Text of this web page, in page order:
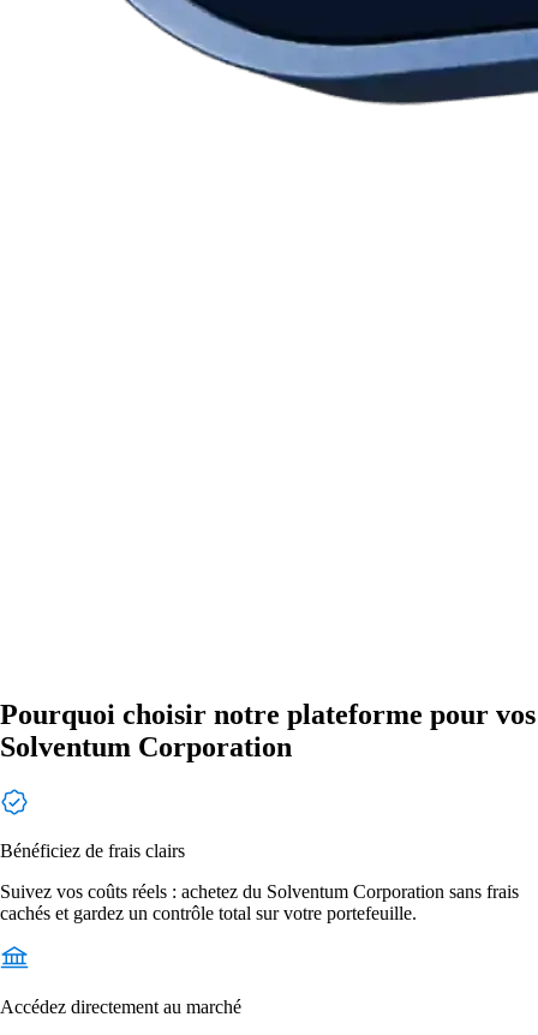
Pourquoi choisir notre plateforme pour vos
Solventum Corporation
Bénéficiez de frais clairs
Suivez vos coûts réels : achetez du Solventum Corporation sans frais
cachés et gardez un contrôle total sur votre portefeuille.
Accédez directement au marché